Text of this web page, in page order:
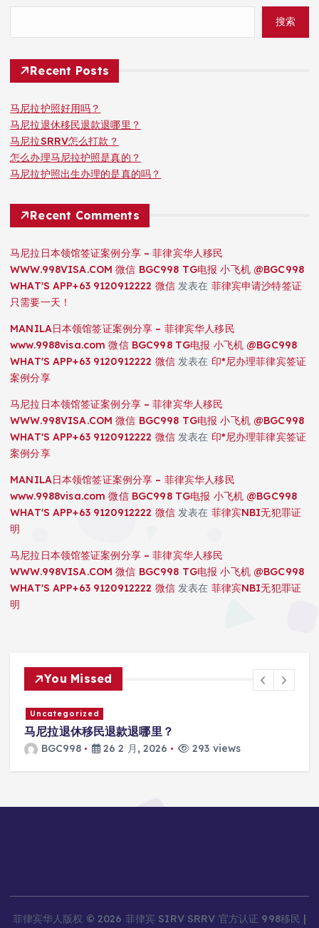
搜索
Recent Posts
马尼拉护照好用吗？
马尼拉退休移民退款退哪里？
马尼拉SRRV怎么打款？
怎么办理马尼拉护照是真的？
马尼拉护照出生办理的是真的吗？
Recent Comments
马尼拉日本领馆签证案例分享 – 菲律宾华人移民
WWW.998VISA.COM 微信 BGC998 TG电报 小飞机 @BGC998
WHAT'S APP+63 9120912222 微信发表在 菲律宾申请沙特签证
只需要一天！
MANILA日本领馆签证案例分享 – 菲律宾华人移民
www.9988visa.com 微信 BGC998 TG电报 小飞机 @BGC998
WHAT'S APP+63 9120912222 微信发表在 印*尼办理菲律宾签证
案例分享
马尼拉日本领馆签证案例分享 – 菲律宾华人移民
WWW.998VISA.COM 微信 BGC998 TG电报 小飞机 @BGC998
WHAT'S APP+63 9120912222 微信发表在 印*尼办理菲律宾签证
案例分享
MANILA日本领馆签证案例分享 – 菲律宾华人移民
www.9988visa.com 微信 BGC998 TG电报 小飞机 @BGC998
WHAT'S APP+63 9120912222 微信发表在 菲律宾NBI无犯罪证
明
马尼拉日本领馆签证案例分享 – 菲律宾华人移民
WWW.998VISA.COM 微信 BGC998 TG电报 小飞机 @BGC998
WHAT'S APP+63 9120912222 微信发表在 菲律宾NBI无犯罪证
明
You Missed
民退款退哪里？
26 2 月, 2026 293 views
菲律宾华人版权 © 2026 菲律宾 SIRV SRRV 官方认证 998移民 |